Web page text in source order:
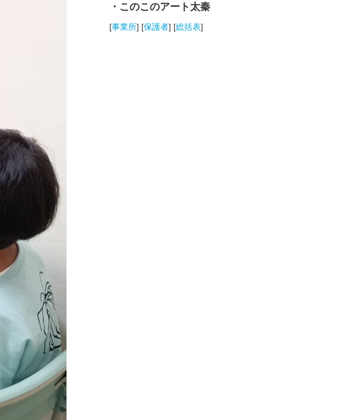
・このこのアート太秦
[事業所] [保護者] [総括表]